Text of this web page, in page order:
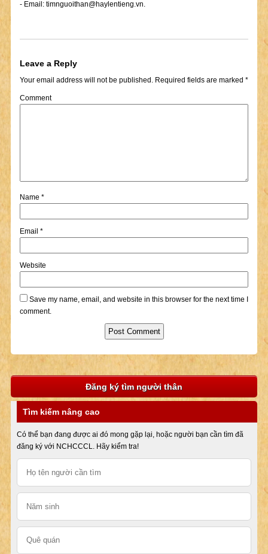
- Email: timnguoithan@haylentieng.vn.
Leave a Reply
Your email address will not be published.Required fields are marked *
Comment
Name *
Email *
Website
Save my name, email, and website in this browser for the next time I
comment.
Đăng ký tìm người thân
Tìm kiếm nâng cao
Có thể bạn đang được ai đó mong gặp lại, hoặc người bạn cần tìm đã
đăng ký với NCHCCCL. Hãy kiểm tra!